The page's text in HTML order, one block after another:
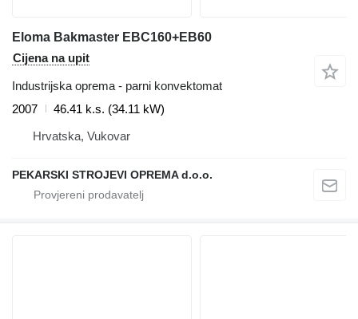
Eloma Bakmaster EBC160+EB60
Cijena na upit
Industrijska oprema - parni konvektomat
2007
46.41 k.s. (34.11 kW)
Hrvatska, Vukovar
PEKARSKI STROJEVI OPREMA d.o.o.